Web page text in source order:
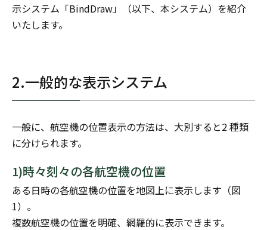
示システム「BindDraw」（以下、本システム）を紹介
いたします。
2.一般的な表示システム
一般に、航空機の位置表示の方法は、大別すると2 種類
に分けられます。
1)時々刻々の各航空機の位置
ある日時の各航空機の位置を地図上に表示します（図
1）。
複数航空機の位置を明確、網羅的に表示できます。